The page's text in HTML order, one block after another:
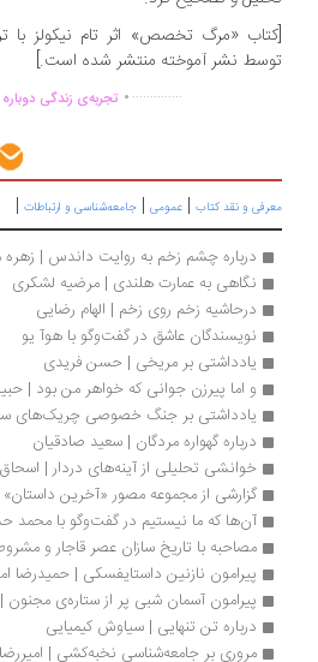
«مرگ تخصص» اثر تام نیکولز با
نشر آموخته منتشر شده است.]
.تجربه‌ی زندگی دوباره ...............
و نقد کتاب|عمومی| جامعه‌شناسی و ارتباطات |
درباره چشم زخم به روایت داندس | زهره مسکنی
نگاهی به عمارت هلندی | مرضیه لشکری
درحاشیه زخم روی زخم | الهام رضایی
نویسندگان عاشق در گفت‌وگو با هوآ یو
یادداشتی بر مریخی | حسن فریدی
و اما پیرزن جوانی که خواهر من بود | حبیب
یادداشتی بر جنگ خصوصی چریک‌های
درباره گهواره مردگان | سعید صادقیان
خوانشی تحلیلی از آینه‌های دردار | اسحاق
گزارشی از مجموعه مصور «آخرین داستان» به
آن‌ها که ما نیستیم در گفت‌وگو با محمد حسینی
مصاحبه با تاریخ سازان عصر قاجار و مشروطیت در 540
پیرامون نازنین داستایفسکی | حمیدرضا
پیرامون آسمان شبی پر از ستاره‌ی مجنون | علیرضا
درباره تن تنهایی | سیاوش کیمیایی
مروری بر جامعه‌شناسی نخبه‌کشی | امیررضا اعطاسی